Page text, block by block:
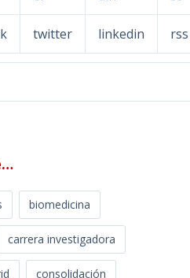
twitter linkedin rss
biomedicina
carrera investigadora
consolidación